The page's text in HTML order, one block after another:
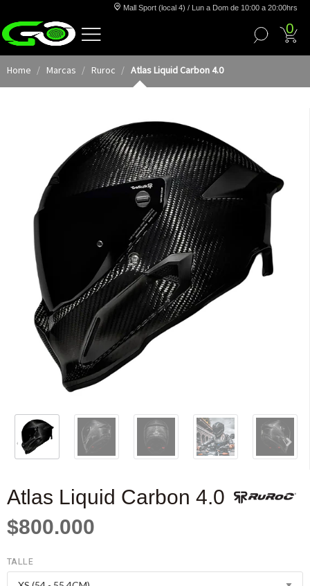
Mall Sport (local 4) / Lun a Dom de 10:00 a 20:00hrs
0
Home Marcas Ruroc Atlas Liquid Carbon 4.0
Atlas Liquid Carbon 4.0
$800.000
TALLE